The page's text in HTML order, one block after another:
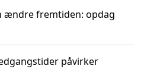
ændre fremtiden: opdag
påvirker